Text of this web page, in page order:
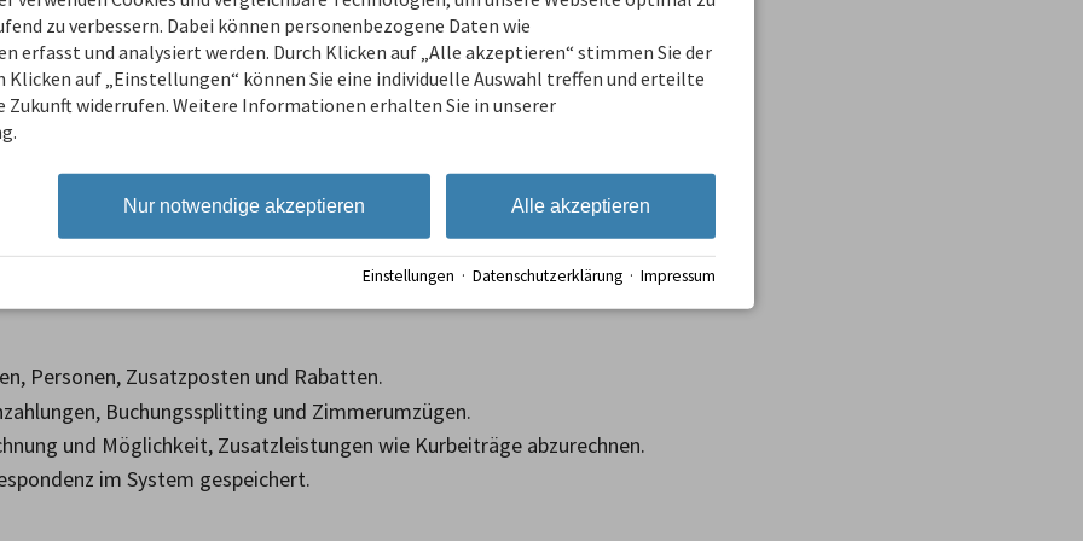
Zeiträume und Bedingungen einstellbar inkl. Buchungscodes
und Anfrageformularen in die Buchungsstrecke.
auf Kontingent- oder Wohnungsbasis.
Mindestaufenthalten und Buchungen durch Drag & Drop.
wie Fahrräder oder Parkplätze.
Veranstaltungen darstellbar.
Personen, Zusatzposten und Rabatten.
Buchungssplitting und Zimmerumzügen.
und Möglichkeit, Zusatzleistungen wie Kurbeiträge abzurechnen.
im System gespeichert.
zu verbessern. Dabei können personenbezogene Daten wie
erfasst und analysiert werden. Durch Klicken auf „Alle akzeptieren“ stimmen Sie der
Klicken auf „Einstellungen“ können Sie eine individuelle Auswahl treffen und erteilte
Zukunft widerrufen. Weitere Informationen erhalten Sie in unserer
Alle akzeptieren
Nur notwendige akzeptieren
Einstellungen · Datenschutzerklärung · Impressum